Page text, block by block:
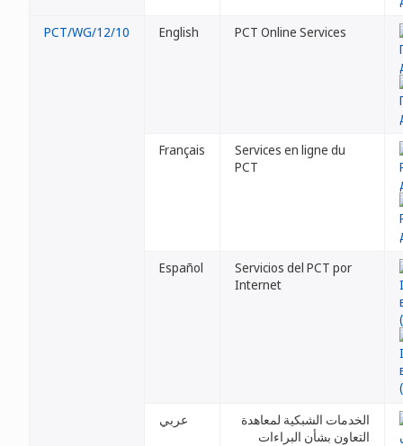
PCT/WG/12/10 English PCT Online Services
Français
Services en ligne du
PCT
Español
Servicios del PCT por
Internet
عربي
الخدمات الشبكية لمعاهدة
التعاون بشأن البراءات